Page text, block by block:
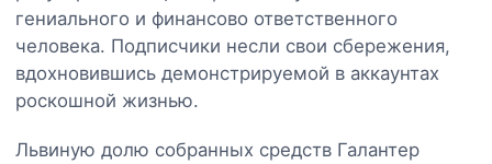
гениального и финансово ответственного
человека. Подписчики несли свои сбережения,
вдохновившись демонстрируемой в аккаунтах
роскошной жизнью.
Львиную долю собранных средств Галантер